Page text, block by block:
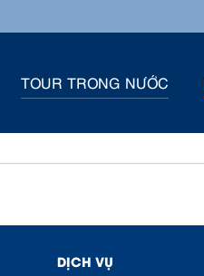
TOUR TRONG NƯỚC
DỊCH VỤ